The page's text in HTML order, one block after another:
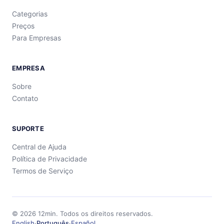
Categorias
Preços
Para Empresas
EMPRESA
Sobre
Contato
SUPORTE
Central de Ajuda
Política de Privacidade
Termos de Serviço
© 2026 12min. Todos os direitos reservados.